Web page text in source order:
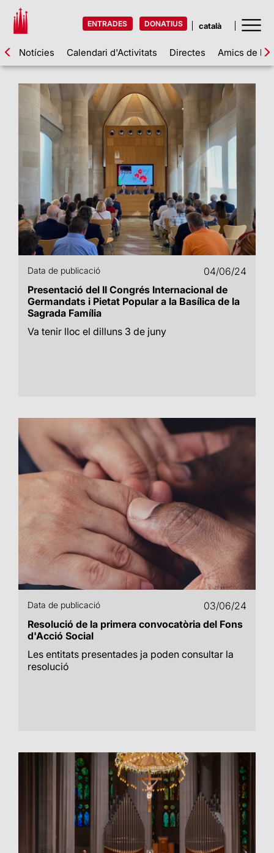
ENTRADES DONATIUS
Notícies Calendari d'Activitats Directes Amics de la
Data de publicació
04/06/24
Presentació del II Congrés Internacional de
Germandats i Pietat Popular a la Basílica de la
Sagrada Família
Va tenir lloc el dilluns 3 de juny
Data de publicació
03/06/24
Resolució de la primera convocatòria del Fons
d'Acció Social
Les entitats presentades ja poden consultar la
resolució